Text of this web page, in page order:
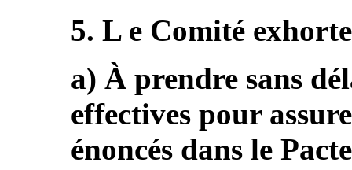
5. L e Comité
a) À prendre sans
effectives pour
énoncés dans le